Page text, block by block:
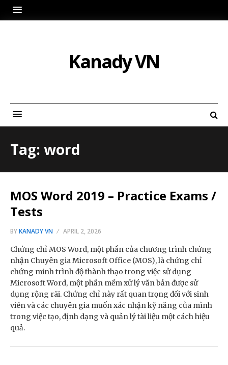
Kanady VN
Tag: word
MOS Word 2019 – Practice Exams /
Tests
BYKANADY VN APRIL 2, 2026
Chứng chỉ MOS Word, một phần của chương trình chứng
nhận Chuyên gia Microsoft Office (MOS), là chứng chỉ
chứng minh trình độ thành thạo trong việc sử dụng
Microsoft Word, một phần mềm xử lý văn bản được sử
dụng rộng rãi. Chứng chỉ này rất quan trọng đối với sinh
viên và các chuyên gia muốn xác nhận kỹ năng của mình
trong việc tạo, định dạng và quản lý tài liệu một cách hiệu
quả.